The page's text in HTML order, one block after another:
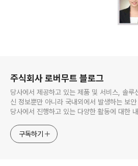
주식회사 로버무트 블로그
당사에서 제공하고 있는 제품 및 서비스, 솔루
신 정보뿐만 아니라 국내외에서 발생하는 보
당사에서 진행하고 있는 다양한 활동에 대한
구독하기